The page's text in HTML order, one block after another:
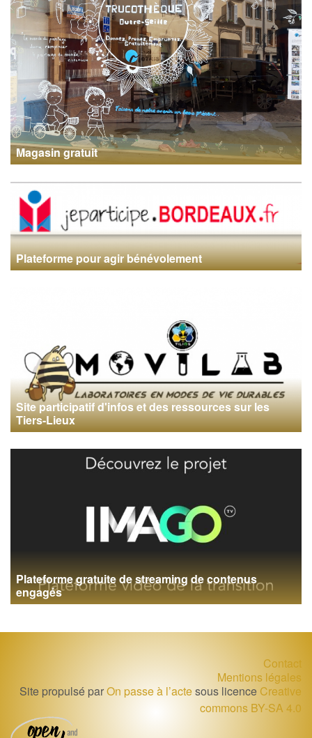
Magasin gratuit
Plateforme pour agir bénévolement
Site participatif d'infos et des ressources sur les
Tiers-Lieux
Plateforme gratuite de streaming de contenus
engagés
Contact
Mentions légales
Site propulsé parOn passe à l’actesous licence Creative
commons BY-SA 4.0